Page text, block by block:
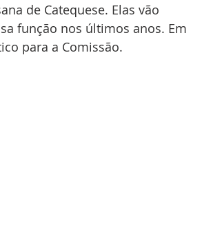
de Catequese. Elas vão
função nos últimos anos. Em
para a Comissão.